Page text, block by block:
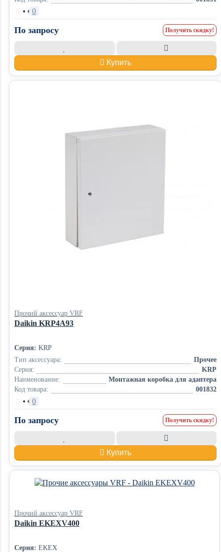
• 0
По запросу Получить скидку!
Купить
Прочий аксессуар VRF
Daikin KRP4A93
Серия: KRP
Тип аксессуара:
Прочее
Серия:
KRP
Наименование:
Монтажная коробка для адаптера
Код товара:
001832
• 0
По запросу Получить скидку!
Купить
Прочий аксессуар VRF
Daikin EKEXV400
Серия: EKEX